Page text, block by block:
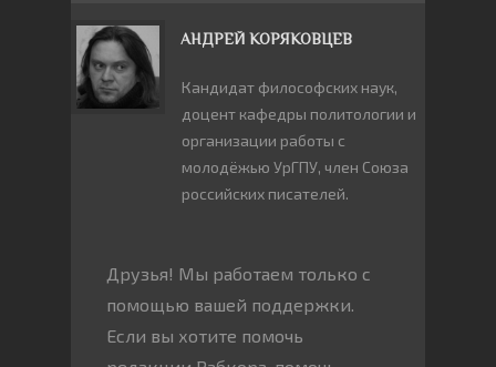
АНДРЕЙ КОРЯКОВЦЕВ
Кандидат философских наук,
доцент кафедры политологии и
организации работы с
молодёжью УрГПУ, член Союза
российских писателей.
Друзья! Мы работаем только с
помощью вашей поддержки.
Если вы хотите помочь